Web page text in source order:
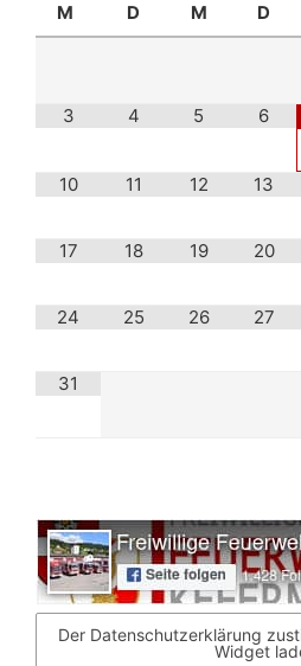
M D M D
3 4 5 6
10 11 12 13
17 18 19 20
24 25 26 27
31
Der Datenschutzerklärung
Widget